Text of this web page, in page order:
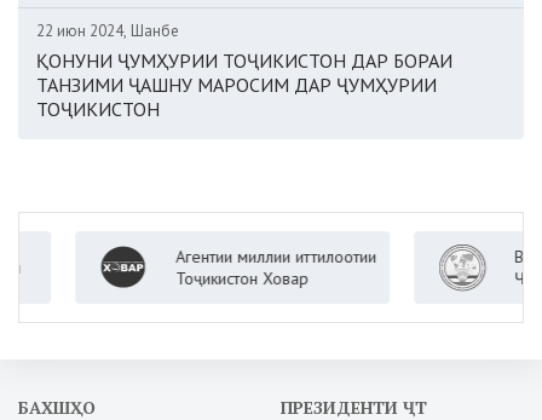
22 июн 2024, Шанбе
ҚОНУНИ ҶУМҲУРИИ ТОҶИКИСТОН ДАР БОРАИ
ТАНЗИМИ ҶАШНУ МАРОСИМ ДАР ҶУМҲУРИИ
ТОҶИКИСТОН
Агентии миллии иттилоотии
Тоҷикистон Ховар
БАХШҲО ПРЕЗИДЕНТИ ҶТ